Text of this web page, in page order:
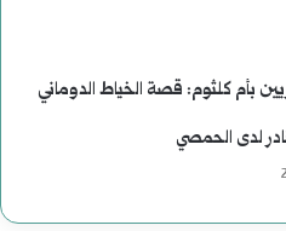
بأم كلثوم: قصة الخياط الدوماني
لدى الحمصي